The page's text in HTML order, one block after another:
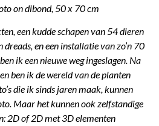
on dibond, 50 x 70 cm
een kudde schapen van 54 dieren
en een installatie van zo’n 70
ik een nieuwe weg ingeslagen. Na
ben ik de wereld van de planten
die ik sinds jaren maak, kunnen
Maar het kunnen ook zelfstandige
2D of 2D met 3D elementen